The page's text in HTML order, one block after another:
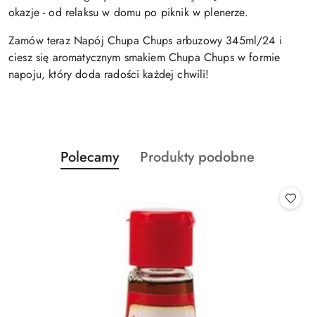
okazje - od relaksu w domu po piknik w plenerze.
Zamów teraz Napój Chupa Chups arbuzowy 345ml/24 i
ciesz się aromatycznym smakiem Chupa Chups w formie
napoju, który doda radości każdej chwili!
Pomiń karuzelę produktów
Produkty
o
Polecamy
Produkty
Produkty podobne